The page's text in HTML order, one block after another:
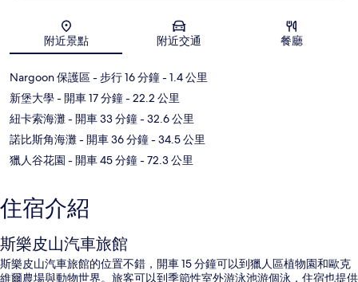
地圖
附近景點 附近交通 餐廳
Nargoon 保護區- 步行 16 分鐘- 1.4 公里
新堡大學- 開車 17 分鐘- 22.2 公里
紐卡索海灘- 開車 33 分鐘- 32.6 公里
諾比斯角海灘- 開車 36 分鐘- 34.5 公里
獵人谷花園 - 開車 45 分鐘- 72.3 公里
住宿介紹
斯樂皮山汽車旅館
斯樂皮山汽車旅館的位置不錯，開車 15 分鐘可以到獵人區植物園和歐克
維爾農場與動物世界。旅客可以到季節性室外游泳池游個泳，住宿也提供